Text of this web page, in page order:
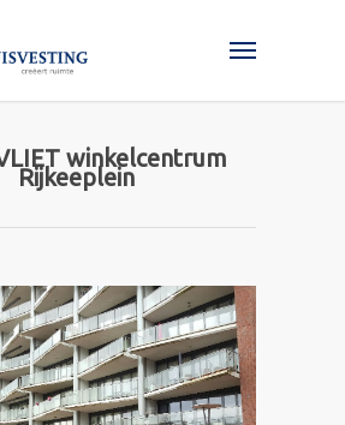
winkelcentrum
Rijkeeplein